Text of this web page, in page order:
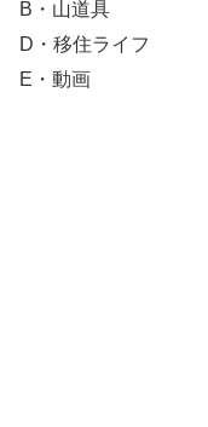
B・山道具
D・移住ライフ
E・動画